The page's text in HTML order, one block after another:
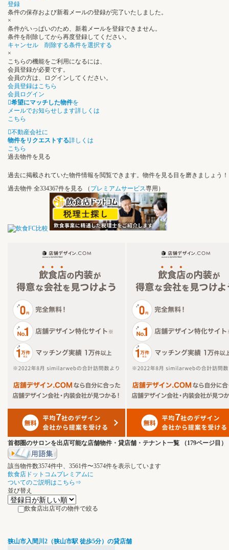
登録
条件の保存および新着メールの登録が完了いたしました。
×
条件がいっぱいのため、新着メールを登録できません。
条件を削除してから再度登録してください。
キャンセル
削除する条件を選択する
×
こちらの機能をご利用になるには、
会員登録が必要です。
会員の方は、ログインしてください。
会員登録はこちら
会員ログイン
希望にマッチした物件を
メールでお知らせします詳しくは
こちら
不動産会社に
物件をリクエストする詳しくは
こちら
過去物件を見る
過去に掲載されていた物件情報を閲覧できます。物件を見る目を磨きましょう！
過去物件 全334367件を見る （ プレミアムサービス専用）
首都圏のサロンを出店可能な店舗物件・貸店舗・テナント一覧 （179ページ目）
該当物件数3574件中、 3561件〜3574件を表示しています
飲食店ドットコムプレミアムに
ついてのご説明はこちら⇒
並び替え
飲食店出店可の物件で絞る
狭山市入間川2（狭山市駅 徒歩5分）の貸店舗